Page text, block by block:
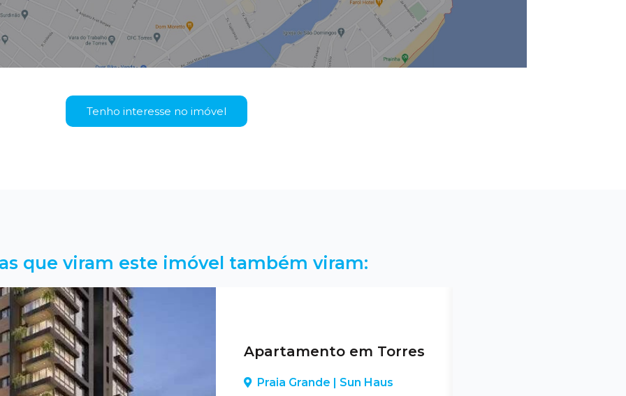
Tenho interesse no imóvel
que viram este imóvel também viram:
Apartamento em Torres
Praia Grande | Sun Haus